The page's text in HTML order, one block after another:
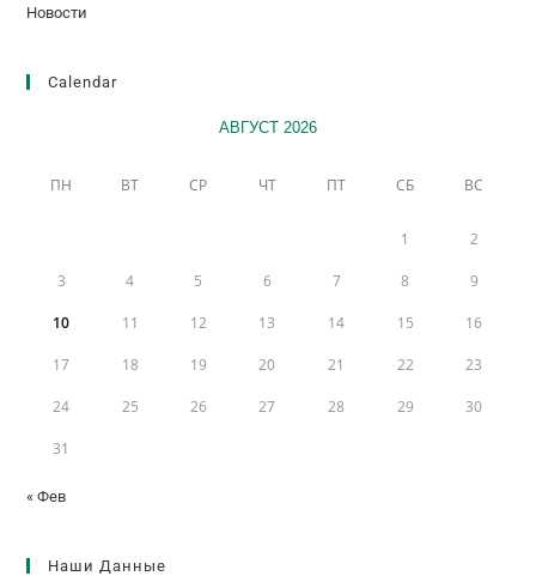
Новости
Calendar
АВГУСТ 2026
ПН ВТ СР ЧТ ПТ СБ ВС
1 2
3 4 5 6 7 8 9
10 11 12 13 14 15 16
17 18 19 20 21 22 23
24 25 26 27 28 29 30
31
« Фев
Наши Данные